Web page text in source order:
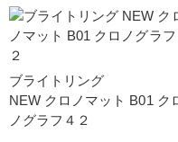
ブライトリング
NEW クロノマット B01 ク
ノグラフ４２